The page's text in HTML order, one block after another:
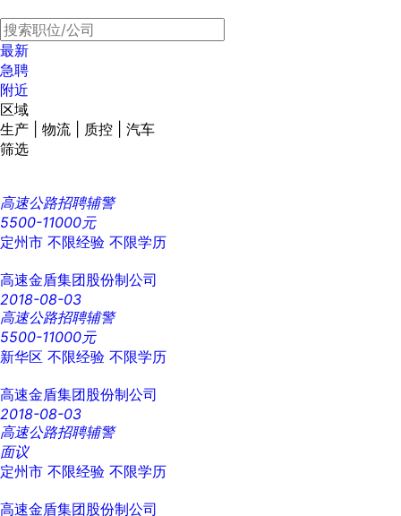
最新
急聘
附近
区域
生产 | 物流 | 质控 | 汽车
筛选
高速公路招聘辅警
5500-11000元
定州市 不限经验 不限学历
高速金盾集团股份制公司
2018-08-03
高速公路招聘辅警
5500-11000元
新华区 不限经验 不限学历
高速金盾集团股份制公司
2018-08-03
高速公路招聘辅警
面议
定州市 不限经验 不限学历
高速金盾集团股份制公司